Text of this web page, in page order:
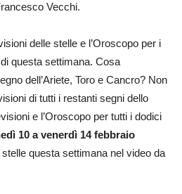
Vecchi.
delle stelle e l’Oroscopo per i
questa settimana. Cosa
dell’Ariete, Toro e Cancro? Non
di tutti i restanti segni dello
e l’Oroscopo per tutti i dodici
10 a venerdì 14febbraio
questa settimana nel video da